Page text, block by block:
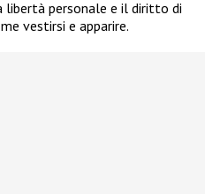
libertà personale e il diritto di
vestirsi e apparire.